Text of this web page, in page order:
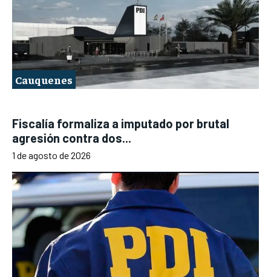
Cauquenes
Fiscalía formaliza a imputado por brutal
agresión contra dos...
1 de agosto de 2026